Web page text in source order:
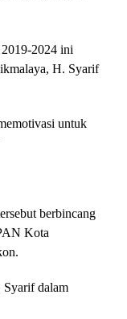
2024 ini
H. Syarif
untuk
berbincang
Kota
Syarif dalam